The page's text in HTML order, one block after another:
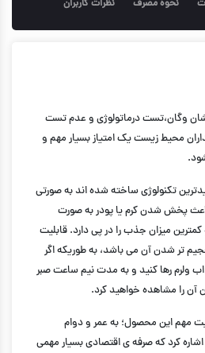
نحوه مصرف نظرات کاربران
اور 52 دارای نشان وگان،تست درماتولوژی و عدم تست
محیط زیست یک امتیاز بسیار مهم و
فور اور 52 با جدیدترین تکنولوژی ساخته شده اند به صورتی
باعث پخش شدن کرم یا پودر به صورت
میزان جذب را در پی دارد. قابلیت
تر شدن آن می باشد، به طوریکه اگر
ولرم رها کنید و به مدت نیم ساعت صبر
آن را مشاهده خواهید کرد.
مهم این محصول؛ به عمر و دوام
کرد که صرفه ی اقتصادی بسیار مهمی